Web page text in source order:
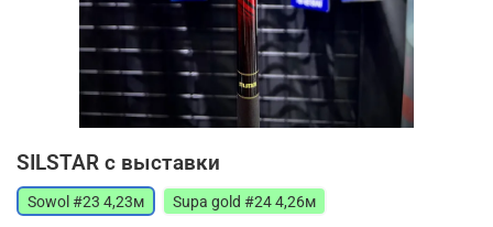
SILSTAR с выставки
Sowol #23 4,23м Supa gold #24 4,26м